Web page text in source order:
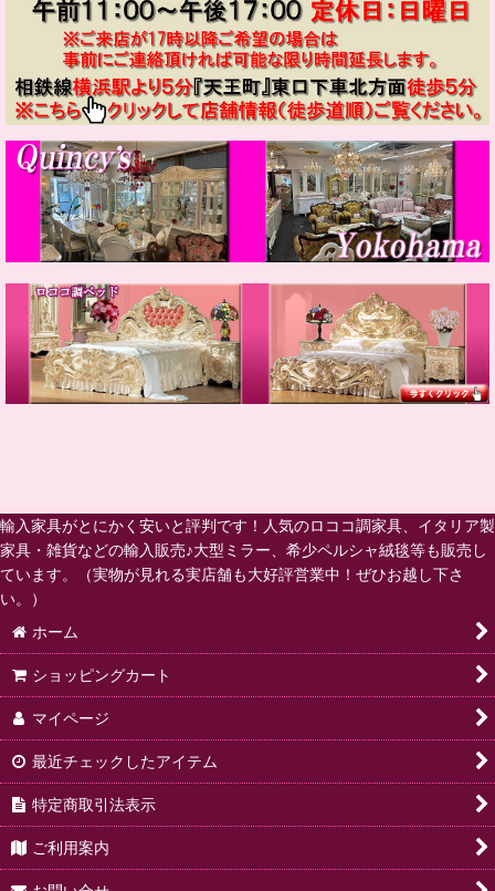
輸入家具がとにかく安いと評判です！人気のロココ調家具、イタリア製
家具・雑貨などの輸入販売♪大型ミラー、希少ペルシャ絨毯等も販売し
ています。（実物が見れる実店舗も大好評営業中！ぜひお越し下さ
い。）
ホーム
ショッピングカート
マイページ
最近チェックしたアイテム
特定商取引法表示
ご利用案内